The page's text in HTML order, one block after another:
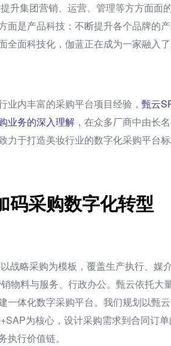
升集团营销、运营、管理等方方面面
面是产品科技：不断提升各个品牌的
全面科技化，伽蓝正在成为一家融入
业内丰富的采购平台项目经验， 甄云
业务的深入理解 ，在众多厂商中由长
力于打造美妆行业的数字化采购平台标
码采购数字化转型
战略采购为模板，覆盖生产执行、媒
物料与服务、行政办公。甄云依托大
一体化数字采购平台。我们规划以甄
为核心，设计采购需求到合同订
行价值链。